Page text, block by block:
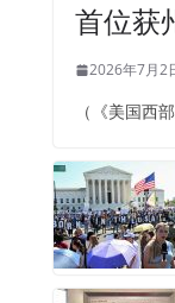
首位获
2026年7月2
（《美国西